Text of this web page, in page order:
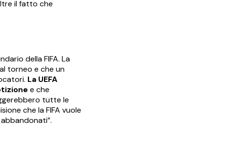
il fatto che
della FIFA. La
torneo e che un
La UEFA
e che
tutte le
che la FIFA vuole